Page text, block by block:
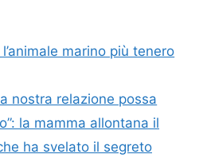
marino più tenero
nostra relazione possa
la mamma allontana il
ha svelato il segreto